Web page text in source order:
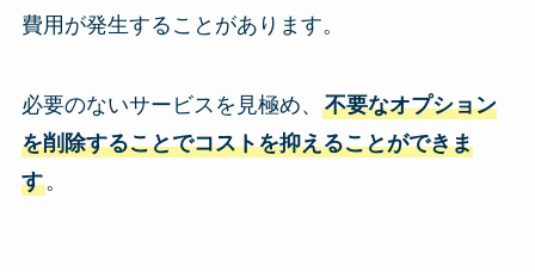
費用が発生することがあります。
必要のないサービスを見極め、 不要なオプション
を削除することでコストを抑えることができま
す。